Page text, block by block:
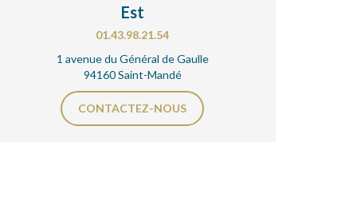
Est
01.43.98.21.54
1 avenue du Général de Gaulle
94160 Saint-Mandé
CONTACTEZ-NOUS